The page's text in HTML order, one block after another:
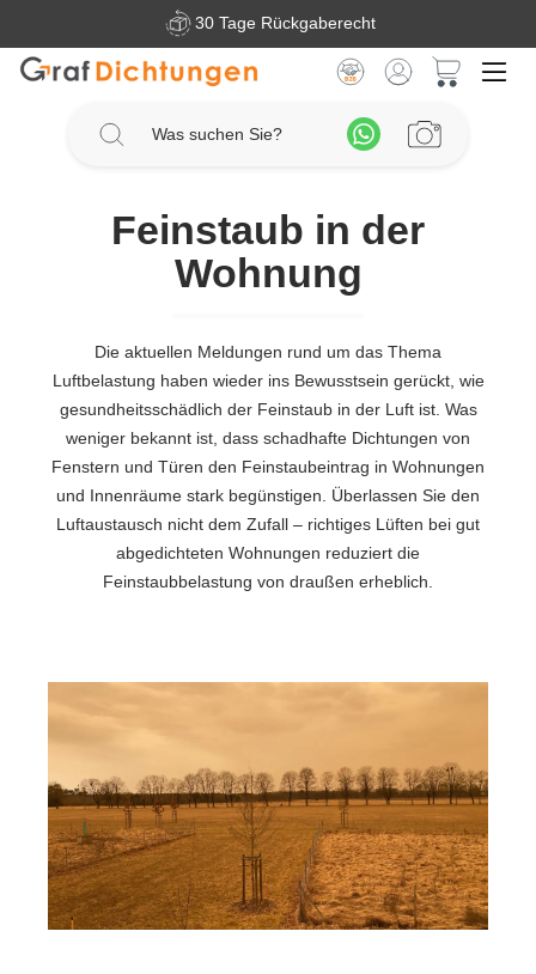
Zum Hauptinhalt springen30 Tage Rückgaberecht
Feinstaub in der
Wohnung
Die aktuellen Meldungen rund um das Thema
Luftbelastung haben wieder ins Bewusstsein gerückt, wie
gesundheitsschädlich der Feinstaub in der Luft ist. Was
weniger bekannt ist, dass schadhafte Dichtungen von
Fenstern und Türen den Feinstaubeintrag in Wohnungen
und Innenräume stark begünstigen. Überlassen Sie den
Luftaustausch nicht dem Zufall – richtiges Lüften bei gut
abgedichteten Wohnungen reduziert die
Feinstaubbelastung von draußen erheblich.